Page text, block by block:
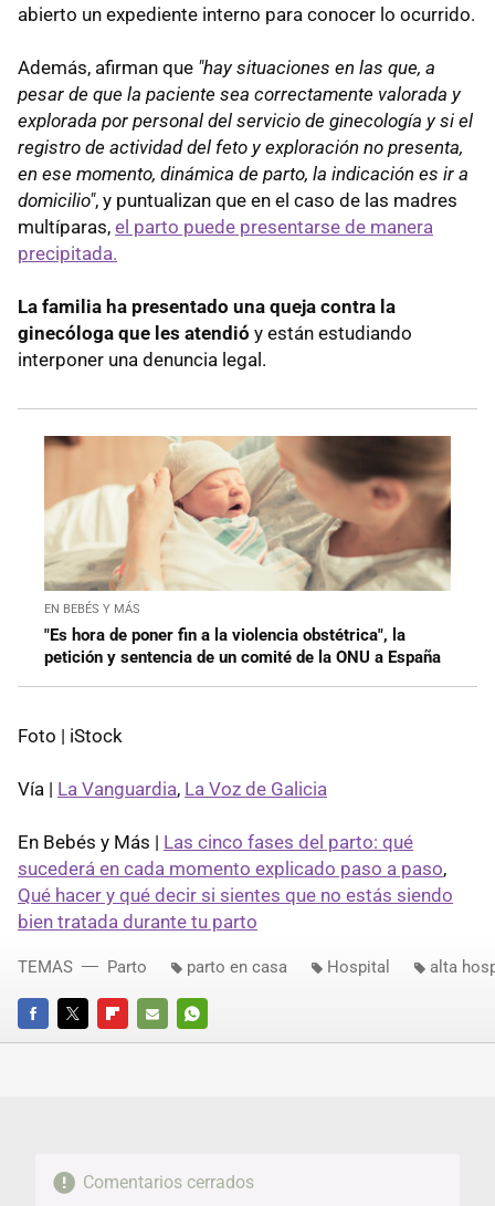
abierto un expediente interno para conocer lo ocurrido.
Además, afirman que "hay situaciones en las que, a
pesar de que la paciente sea correctamente valorada y
explorada por personal del servicio de ginecología y si el
registro de actividad del feto y exploración no presenta,
en ese momento, dinámica de parto, la indicación es ir a
domicilio", y puntualizan que en el caso de las madres
multíparas, el parto puede presentarse de manera
precipitada.
La familia ha presentado una queja contra la
ginecóloga que les atendió y están estudiando
interponer una denuncia legal.
EN BEBÉS Y MÁS
"Es hora de poner fin a la violencia obstétrica", la
petición y sentencia de un comité de la ONU a España
Foto | iStock
Vía | La Vanguardia, La Voz de Galicia
En Bebés y Más | Las cinco fases del parto: qué
sucederá en cada momento explicado paso a paso,
Qué hacer y qué decir si sientes que no estás siendo
bien tratada durante tu parto
FACEBOOKTWITTERFLIPBOARD
E-
WHATSAPP
TEMAS Parto parto en casa Hospital alta
Comentarios cerrados